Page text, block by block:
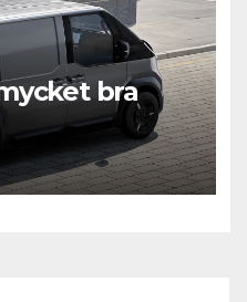
bra